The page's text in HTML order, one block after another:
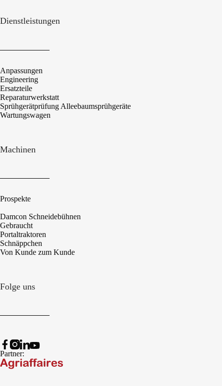
Dienstleistungen
Anpassungen
Engineering
Ersatzteile
Reparaturwerkstatt
Sprühgerätprüfung Alleebaumsprühgeräte
Wartungswagen
Machinen
Prospekte
Damcon Schneidebühnen
Gebraucht
Portaltraktoren
Schnäppchen
Von Kunde zum Kunde
Folge uns
Partner: